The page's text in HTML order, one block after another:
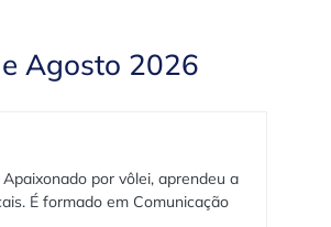
Agosto 2026
por vôlei, aprendeu a
É formado em Comunicação